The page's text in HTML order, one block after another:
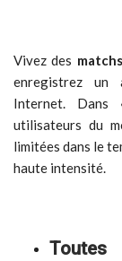
Vivez des matchs
enregistrez un
Internet. Dans
utilisateurs du
limitées dans le
haute intensité.